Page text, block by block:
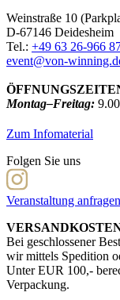
Weinstraße 10
D-67146 Deidesheim
Tel.: +49 63 26-966
event@von-
Montag–Freitag:
Zum Infomaterial
Folgen Sie uns
Veranstaltung anfragen
Bei geschlossener
wir mittels Spedition
Unter EUR 100,-
Verpackung.